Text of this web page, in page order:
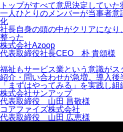
トップがすべて意思決定していた
一人ひとりのメンバーが当事者
化
社長自身の頭の中がクリアにな
整った
株式会社Azoop
代表取締役社長CEO 朴 貴頌様
福祉もサービス業という意識がス
紹介・問い合わせが急増。導入後
「まずはやってみる」を実践し
株式会社サンアップ
代表取締役 山田 昌敬様
コアファイズ株式会社
代表取締役 山田 広恵様